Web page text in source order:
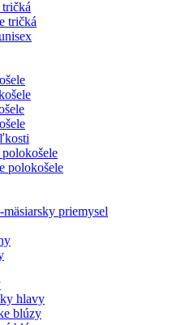
tričká
tričká
polokošele
polokošele
priemysel
hlavy
blúzy